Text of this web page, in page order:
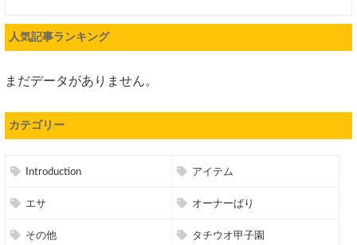
人気記事ランキング
まだデータがありません。
カテゴリー
Introduction アイテム
エサ オーナーばり
その他 タチウオ甲子園